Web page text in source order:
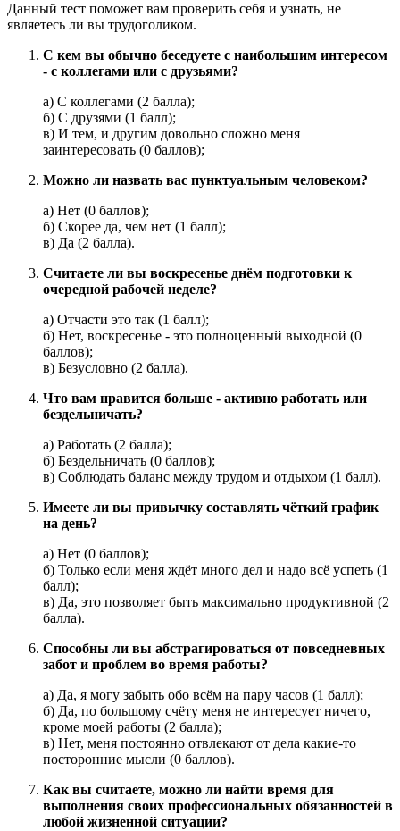
Данный тест поможет вам проверить себя и узнать, не
являетесь ли вы трудоголиком.
С кем вы обычно беседуете с наибольшим интересом
- с коллегами или с друзьями?
а) С коллегами (2 балла);
б) С друзями (1 балл);
в) И тем, и другим довольно сложно меня
заинтересовать (0 баллов);
Можно ли назвать вас пунктуальным человеком?
а) Нет (0 баллов);
б) Скорее да, чем нет (1 балл);
в) Да (2 балла).
Считаете ли вы воскресенье днём подготовки к
очередной рабочей неделе?
а) Отчасти это так (1 балл);
б) Нет, воскресенье - это полноценный выходной (0
баллов);
в) Безусловно (2 балла).
Что вам нравится больше - активно работать или
бездельничать?
а) Работать (2 балла);
б) Бездельничать (0 баллов);
в) Соблюдать баланс между трудом и отдыхом (1 балл).
Имеете ли вы привычку составлять чёткий график
на день?
а) Нет (0 баллов);
б) Только если меня ждёт много дел и надо всё успеть (1
балл);
в) Да, это позволяет быть максимально продуктивной (2
балла).
Способны ли вы абстрагироваться от повседневных
забот и проблем во время работы?
а) Да, я могу забыть обо всём на пару часов (1 балл);
б) Да, по большому счёту меня не интересует ничего,
кроме моей работы (2 балла);
в) Нет, меня постоянно отвлекают от дела какие-то
посторонние мысли (0 баллов).
Как вы считаете, можно ли найти время для
выполнения своих профессиональных обязанностей в
любой жизненной ситуации?